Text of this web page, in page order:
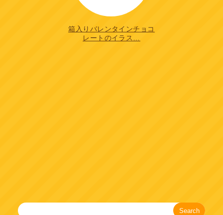
箱入りバレンタインチョコ
レートのイラス…
Search